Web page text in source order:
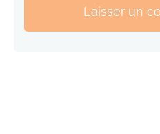
Laisser un